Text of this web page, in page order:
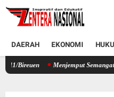
DAERAH EKONOMI
Menjemput Semangat